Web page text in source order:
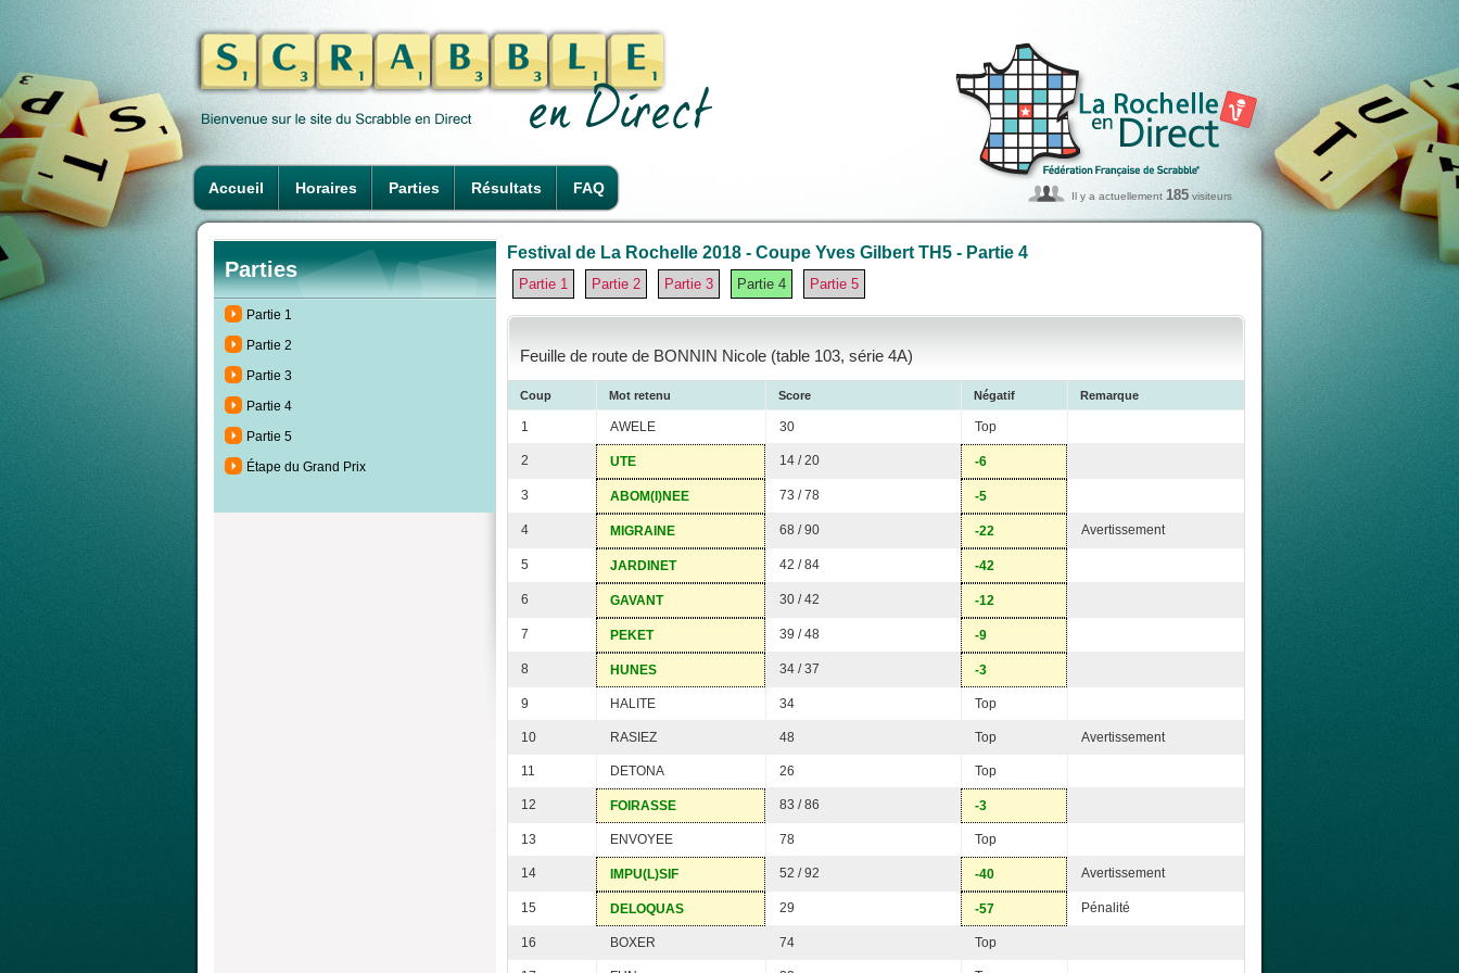
Accueil Horaires Parties Résultats FAQ Il y a actuellement 185 visiteurs
Parties
Partie 1
Partie 2
Partie 3
Partie 4
Partie 5
Étape du Grand Prix
Festival de La Rochelle 2018 - Coupe Yves Gilbert TH5 - Partie 4
Partie 1 Partie 2 Partie 3 Partie 4 Partie 5
Feuille de route de BONNIN Nicole (table 103, série 4A)
Coup Mot retenu Score Négatif Remarque
1 AWELE 30 Top
2 UTE 14 / 20 -6
3 ABOM(I)NEE 73 / 78 -5
4 MIGRAINE 68 / 90 -22 Avertissement
5 JARDINET 42 / 84 -42
6 GAVANT 30 / 42 -12
7 PEKET 39 / 48 -9
8 HUNES 34 / 37 -3
9 HALITE 34 Top
10 RASIEZ 48 Top Avertissement
11 DETONA 26 Top
12 FOIRASSE 83 / 86 -3
13 ENVOYEE 78 Top
14 IMPU(L)SIF 52 / 92 -40 Avertissement
15 DELOQUAS 29 -57 Pénalité
16 BOXER 74 Top